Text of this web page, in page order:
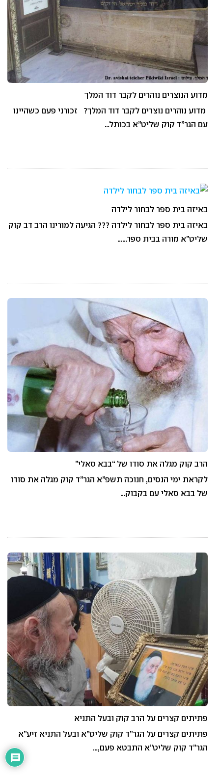
מדוע הנוצרים נוהרים לקבר דוד המלך
מדוע נוהרים נוצרים לקבר דוד המלך? זכורני פעם כשהיינו
עם הגר”ד קוק שליט”א בכותל…
באיזה בית ספר לבחור לילדה
באיזה בית ספר לבחור לילדה ??? הגיעה למורינו הרב דב קוק
שליט”א מורה בבית ספר……
הרב קוק מגלה את סודו של “בבא סאלי”
לקראת ימי הנסים, חנוכה תשפ”א הגר”ד קוק מגלה את סודו
של בבא סאלי עם בקבוק…
פתיתים קצרים על הרב קוק ובעל התניא
פתיתים קצרים על הגר”ד קוק שליט”א ובעל התניא זיע”א
הגר”ד קוק שליט”א התבטא פעם,…